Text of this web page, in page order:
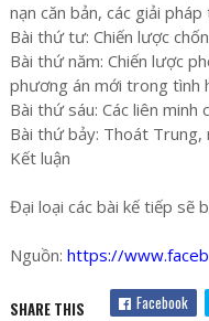
nạn căn bản, các giải
Bài thứ tư: Chiến lược
Bài thứ năm: Chiến lược
phương án mới trong tình
Bài thứ sáu: Các liên minh
Bài thứ bảy: Thoát Trung,
Kết luận
Đại loại các bài kế tiếp sẽ
Nguồn: https://
SHARE THIS Facebook